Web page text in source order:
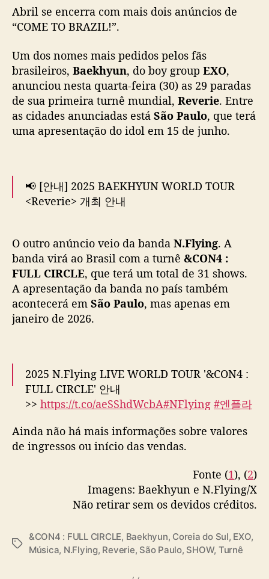
N
y
i
n
g
a
n
i
o
w
s
n
o
i
l
Abril se encerra com mais dois anúncios de
“COME TO BRAZIL!”.
Um dos nomes mais pedidos pelos fãs
brasileiros, Baekhyun, do boy group EXO,
anunciou nesta quarta-feira (30) as 29 paradas
de sua primeira turnê mundial, Reverie. Entre
as cidades anunciadas está São Paulo, que terá
uma apresentação do idol em 15 de junho.
📢 [안내] 2025 BAEKHYUN WORLD TOUR
<Reverie> 개최 안내
#Reverie #ReverieTour
pic.twitter.com/Rs8YuXYBuT
— BAEKHYUN_official
(@BAEKHYUN_INB100) April 30, 2025
O outro anúncio veio da banda N.Flying. A
banda virá ao Brasil com a turnê &CON4 :
FULL CIRCLE, que terá um total de 31 shows.
A apresentação da banda no país também
acontecerá em São Paulo, mas apenas em
janeiro de 2026.
2025 N.Flying LIVE WORLD TOUR '&CON4 :
FULL CIRCLE' 안내
>> https://t.co/aeSShdWcbA#NFlying #엔플라
pic.twitter.com/cTRPqYRh7R
Ainda não há mais informações sobre valores
de ingressos ou início das vendas.
Fonte (1), (2)
Imagens: Baekhyun e N.Flying/X
Não retirar sem os devidos créditos.
T
&CON4 : FULL CIRCLE, Baekhyun, Coreia do Sul, EXO,
Música, N.Flying, Reverie, São Paulo, SHOW, Turnê